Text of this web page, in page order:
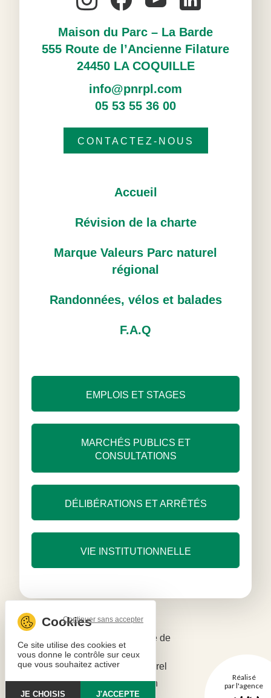
Maison du Parc – La Barde
555 Route de l’Ancienne Filature
24450 LA COQUILLE
info@pnrpl.com
05 53 55 36 00
CONTACTEZ-NOUS
Accueil
Révision de la charte
Marque Valeurs Parc naturel
régional
Randonnées, vélos et balades
F.A.Q
EMPLOIS ET STAGES
MARCHÉS PUBLICS ET
CONSULTATIONS
DÉLIBÉRATIONS ET ARRÊTÉS
VIE INSTITUTIONNELLE
Politique de
confidentialité
Copyright © 2026 - Parc naturel
régional Périgord-Limousin
Réalisé
par l'agence
Ce site utilise des cookies et
vous donne le contrôle sur ceux
que vous souhaitez activer
J'ACCEPTE
Continuer sans accepter
JE CHOISIS